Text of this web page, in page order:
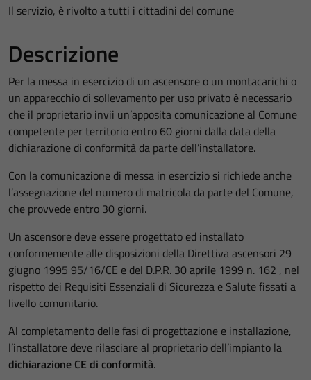
Il servizio, è rivolto a tutti i cittadini del comune
Descrizione
Per la messa in esercizio di un ascensore o un montacarichi o
un apparecchio di sollevamento per uso privato è necessario
che il proprietario invii un’apposita comunicazione al Comune
competente per territorio entro 60 giorni dalla data della
dichiarazione di conformità da parte dell’installatore.
Con la comunicazione di messa in esercizio si richiede anche
l’assegnazione del numero di matricola da parte del Comune,
che provvede entro 30 giorni.
Un ascensore deve essere progettato ed installato
conformemente alle disposizioni della Direttiva ascensori 29
giugno 1995 95/16/CE e del D.P.R. 30 aprile 1999 n. 162 , nel
rispetto dei Requisiti Essenziali di Sicurezza e Salute fissati a
livello comunitario.
Al completamento delle fasi di progettazione e installazione,
l’installatore deve rilasciare al proprietario dell’impianto la
dichiarazione CE di conformità.